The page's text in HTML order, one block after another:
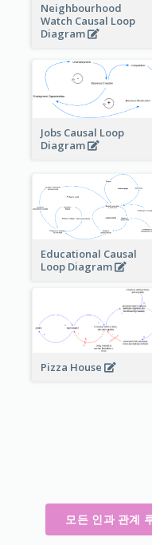
Neighbourhood
Watch Causal Loop
Diagram
Jobs Causal Loop
Diagram
Educational Causal
Loop Diagram
Pizza House
모든 인과 관계